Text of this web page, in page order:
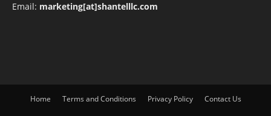
Email: marketing[at]shantelllc.com
Home Terms and Conditions Privacy Policy Contact Us